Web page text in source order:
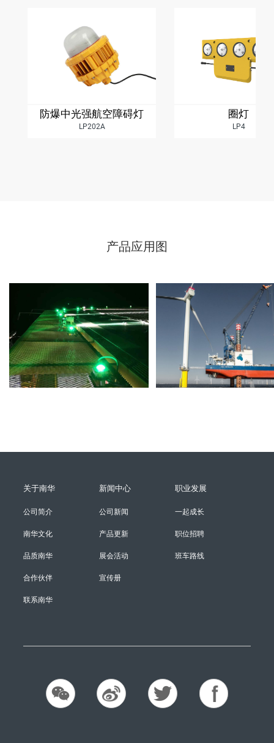
防爆中光强航空障碍灯
LP202A
圈灯
LP4
产品应用图
关于南华
公司简介
南华文化
品质南华
合作伙伴
联系南华
新闻中心
公司新闻
产品更新
展会活动
宣传册
职业发展
一起成长
职位招聘
班车路线